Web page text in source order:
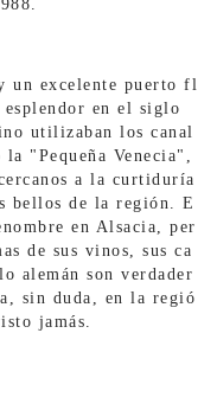
un excelente puerto fl
en el siglo
utilizaban los canal
"Pequeña Venecia",
a la curtiduría
bellos de la región. E
en Alsacia, per
de sus vinos, sus ca
alemán son verdader
sin duda, en la regió
jamás.